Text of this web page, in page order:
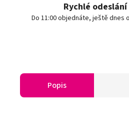
Rychlé odeslání
Do 11:00 objednáte, ještě dnes
Popis